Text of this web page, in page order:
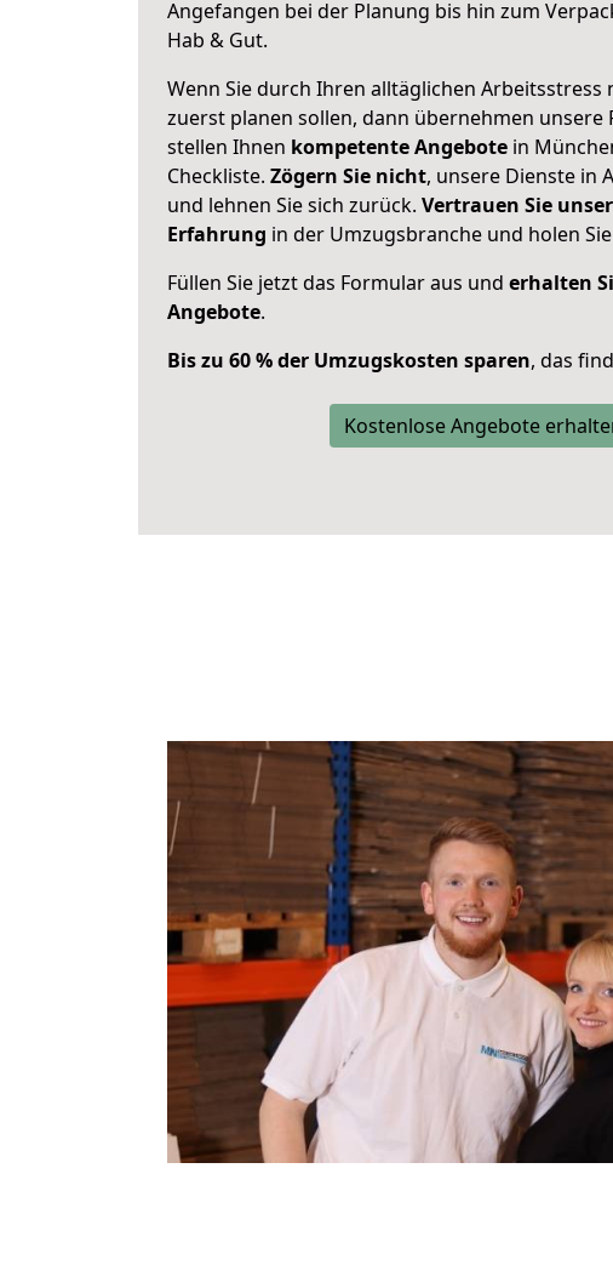
Angefangen bei der Planung bis hin zum
Hab & Gut.
Wenn Sie durch Ihren alltäglichen Arbeitsstress
zuerst planen sollen, dann übernehmen unsere
stellen Ihnen kompetente Angebote in
Checkliste. Zögern Sie nicht, unsere Dienste in
und lehnen Sie sich zurück. Vertrauen Sie
Erfahrung in der Umzugsbranche und holen
Füllen Sie jetzt das Formular aus und erhalten
Angebote.
Bis zu 60 % der Umzugskosten sparen, das
Kostenlose Angebote